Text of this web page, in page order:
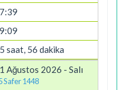
saat, 56 dakika
Ağustos 2026 - Salı
Safer 1448